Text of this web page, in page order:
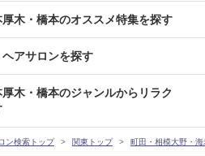
木・橋本のオススメ特集を探す
アサロンを探す
木・橋本のジャンルからリラク
ン検索トップ 関東トップ 町田・相模大野・